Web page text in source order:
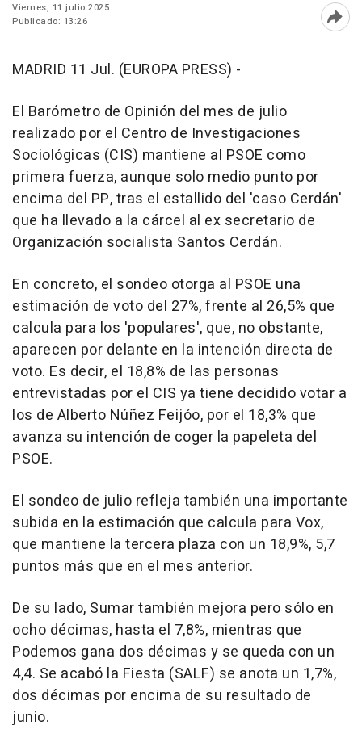
Viernes, 11 julio 2025
Publicado: 13:26
MADRID 11 Jul. (EUROPA PRESS) -
El Barómetro de Opinión del mes de julio
realizado por el Centro de Investigaciones
Sociológicas (CIS) mantiene al PSOE como
primera fuerza, aunque solo medio punto por
encima del PP, tras el estallido del 'caso Cerdán'
que ha llevado a la cárcel al ex secretario de
Organización socialista Santos Cerdán.
En concreto, el sondeo otorga al PSOE una
estimación de voto del 27%, frente al 26,5% que
calcula para los 'populares', que, no obstante,
aparecen por delante en la intención directa de
voto. Es decir, el 18,8% de las personas
entrevistadas por el CIS ya tiene decidido votar a
los de Alberto Núñez Feijóo, por el 18,3% que
avanza su intención de coger la papeleta del
PSOE.
El sondeo de julio refleja también una importante
subida en la estimación que calcula para Vox,
que mantiene la tercera plaza con un 18,9%, 5,7
puntos más que en el mes anterior.
De su lado, Sumar también mejora pero sólo en
ocho décimas, hasta el 7,8%, mientras que
Podemos gana dos décimas y se queda con un
4,4. Se acabó la Fiesta (SALF) se anota un 1,7%,
dos décimas por encima de su resultado de
junio.